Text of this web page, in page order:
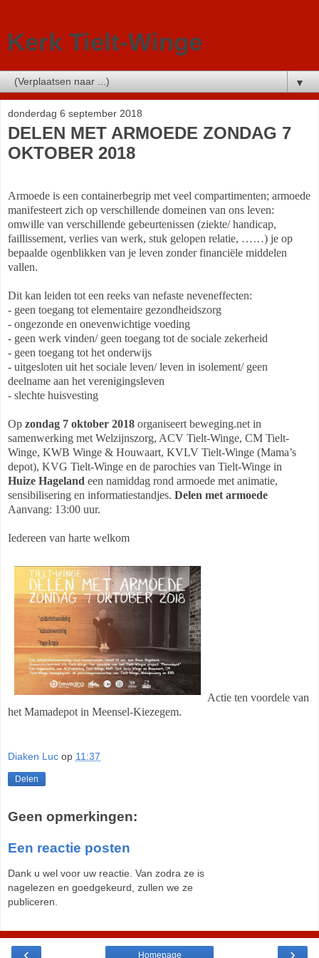
Kerk Tielt-Winge
▼
donderdag 6 september 2018
DELEN MET ARMOEDE ZONDAG 7
OKTOBER 2018
Armoede is een containerbegrip met veel compartimenten; armoede
manifesteert zich op verschillende domeinen van ons leven:
omwille van verschillende gebeurtenissen (ziekte/ handicap,
faillissement, verlies van werk, stuk gelopen relatie, ……) je op
bepaalde ogenblikken van je leven zonder financiële middelen
vallen.
Dit kan leiden tot een reeks van nefaste neveneffecten:
- geen toegang tot elementaire gezondheidszorg
- ongezonde en onevenwichtige voeding
- geen werk vinden/ geen toegang tot de sociale zekerheid
- geen toegang tot het onderwijs
- uitgesloten uit het sociale leven/ leven in isolement/ geen
deelname aan het verenigingsleven
- slechte huisvesting
Op zondag 7 oktober 2018 organiseert beweging.net in
samenwerking met Welzijnszorg, ACV Tielt-Winge, CM Tielt-
Winge, KWB Winge & Houwaart, KVLV Tielt-Winge (Mama’s
depot), KVG Tielt-Winge en de parochies van Tielt-Winge in
Huize Hageland een namiddag rond armoede met animatie,
sensibilisering en informatiestandjes. Delen met armoede
Aanvang: 13:00 uur.
Iedereen van harte welkom
Actie ten voordele van
het Mamadepot in Meensel-Kiezegem.
Diaken Luc op 11:37
Delen
Geen opmerkingen:
Een reactie posten
Dank u wel voor uw reactie. Van zodra ze is
nagelezen en goedgekeurd, zullen we ze
publiceren.
‹ ›
Homepage